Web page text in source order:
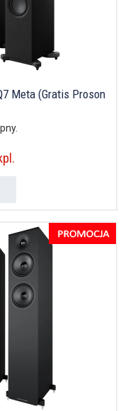
Meta (Gratis Proson